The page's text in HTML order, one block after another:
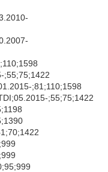
;55;75;1422
;81;110;1598
;55;75;1422